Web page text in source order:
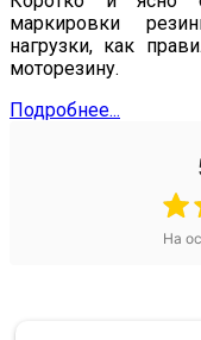
маркировки
нагрузки, как
моторезину.
Подробнее...
На